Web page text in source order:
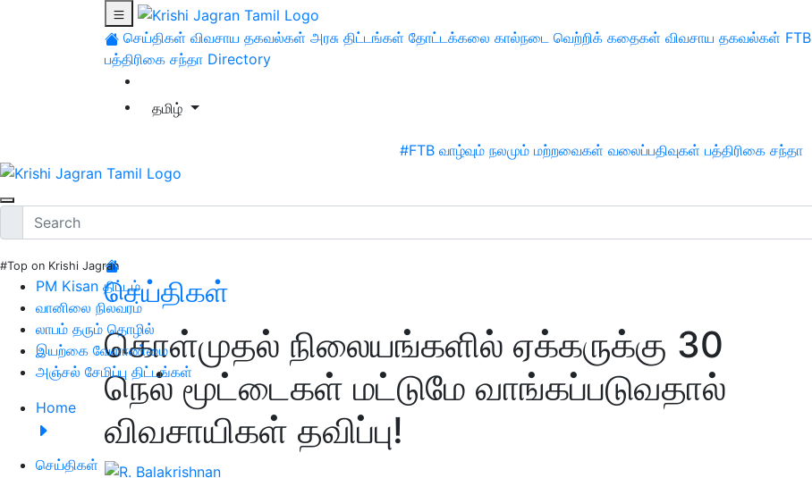
செய்திகள் விவசாய தகவல்கள் அரசு திட்டங்கள் தோட்டக்கலை கால்நடை வெற்றிக் கதைகள் விவசாய தகவல்கள் FTB
பத்திரிகை சந்தா Directory
தமிழ்
#FTB வாழ்வும் நலமும் மற்றவைகள் வலைப்பதிவுகள் பத்திரிகை சந்தா
#Top on Krishi Jagran
PM Kisan திட்டம்
வானிலை நிலவரம்
லாபம் தரும் தொழில்
இயற்கை வேளாண்மை
அஞ்சல் சேமிப்பு திட்டங்கள்
Home
செய்திகள்
செய்திகள்
கொள்முதல் நிலையங்களில் ஏக்கருக்கு 30
நெல் மூட்டைகள் மட்டுமே வாங்கப்படுவதால்
விவசாயிகள் தவிப்பு!